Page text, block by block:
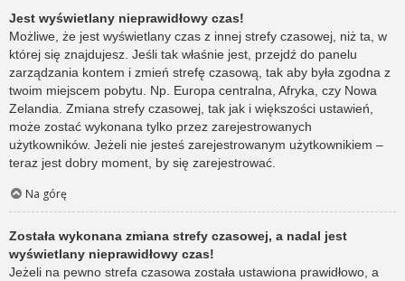
Jest wyświetlany nieprawidłowy czas!
Możliwe, że jest wyświetlany czas z innej strefy czasowej, niż ta, w
której się znajdujesz. Jeśli tak właśnie jest, przejdź do panelu
zarządzania kontem i zmień strefę czasową, tak aby była zgodna z
twoim miejscem pobytu. Np. Europa centralna, Afryka, czy Nowa
Zelandia. Zmiana strefy czasowej, tak jak i większości ustawień,
może zostać wykonana tylko przez zarejestrowanych
użytkowników. Jeżeli nie jesteś zarejestrowanym użytkownikiem –
teraz jest dobry moment, by się zarejestrować.
Na górę
Została wykonana zmiana strefy czasowej, a nadal jest
wyświetlany nieprawidłowy czas!
Jeżeli na pewno strefa czasowa została ustawiona prawidłowo, a